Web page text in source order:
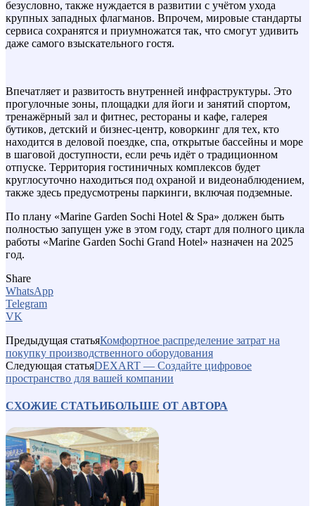
безусловно, также нуждается в развитии с учётом ухода
крупных западных флагманов. Впрочем, мировые стандарты
сервиса сохранятся и приумножатся так, что смогут удивить
даже самого взыскательного гостя.
Впечатляет и развитость внутренней инфраструктуры. Это
прогулочные зоны, площадки для йоги и занятий спортом,
тренажёрный зал и фитнес, рестораны и кафе, галерея
бутиков, детский и бизнес-центр, коворкинг для тех, кто
находится в деловой поездке, спа, открытые бассейны и море
в шаговой доступности, если речь идёт о традиционном
отпуске. Территория гостиничных комплексов будет
круглосуточно находиться под охраной и видеонаблюдением,
также здесь предусмотрены паркинги, включая подземные.
По плану «Marine Garden Sochi Hotel & Spa» должен быть
полностью запущен уже в этом году, старт для полного цикла
работы «Marine Garden Sochi Grand Hotel» назначен на 2025
год.
Share
WhatsApp
Telegram
VK
Предыдущая статьяКомфортное распределение затрат на
покупку производственного оборудования
Следующая статьяDEXART — Создайте цифровое
пространство для вашей компании
СХОЖИЕ СТАТЬИБОЛЬШЕ ОТ АВТОРА